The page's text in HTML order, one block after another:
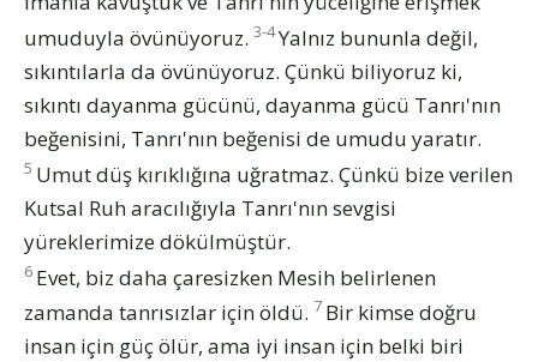
umuduyla övünüyoruz. 3-4Yalnız bununla değil,
sıkıntılarla da övünüyoruz. Çünkü biliyoruz ki,
sıkıntı dayanma gücünü, dayanma gücü Tanrı'nın
beğenisini, Tanrı'nın beğenisi de umudu yaratır.
5 Umut düş kırıklığına uğratmaz. Çünkü bize verilen
Kutsal Ruh aracılığıyla Tanrı'nın sevgisi
yüreklerimize dökülmüştür.
6 Evet, biz daha çaresizken Mesih belirlenen
zamanda tanrısızlar için öldü. 7 Bir kimse doğru
insan için güç ölür, ama iyi insan için belki biri